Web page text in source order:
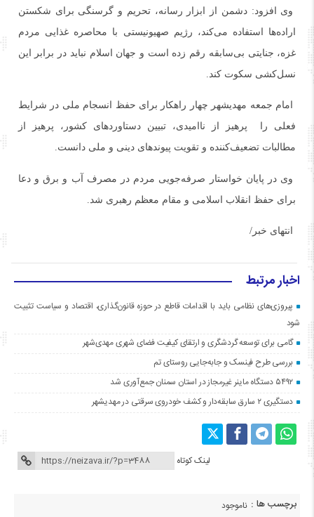
وی افزود: دشمن از ابزار رسانه، تحریم و گرسنگی برای شکستن
اراده‌ها استفاده می‌کند، رژیم صهیونیستی با محاصره غذایی مردم
غزه، جنایتی بی‌سابقه رقم زده است و جهان اسلام نباید در برابر این
نسل‌کشی سکوت کند.
امام جمعه مهدیشهر چهار راهکار برای حفظ انسجام ملی در شرایط
فعلی را پرهیز از ناامیدی، تبیین دستاوردهای کشور، پرهیز از
مطالبات تضعیف‌کننده و تقویت پیوندهای دینی و ملی دانست.
وی در پایان خواستار صرفه‌جویی مردم در مصرف آب و برق و دعا
برای حفظ انقلاب اسلامی و مقام معظم رهبری شد.
انتهای خبر/
اخبار مرتبط
پیروزی‌های نظامی باید با اقدامات قاطع در حوزه قانون‌گذاری، اقتصاد و سیاست تثبیت
شود
گامی برای توسعه گردشگری و ارتقای کیفیت فضای شهری مهدی‌شهر
بررسی طرح فینسک و جابه‌جایی روستای تم
۵۴۹۲ دستگاه ماینر غیرمجاز در استان سمنان جمع‌آوری شد
دستگیری ۲ سارق سابقه‌دار و کشف خودروی سرقتی در مهدیشهر
لینک کوتاه
برچسب ها : ناموجود